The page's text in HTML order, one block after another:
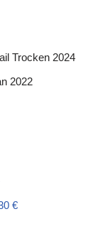
Trocken 2024
2022
€